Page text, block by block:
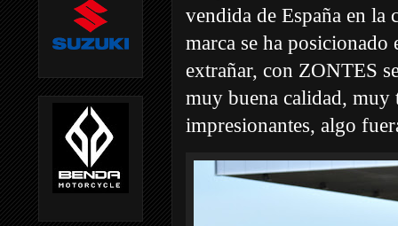
vendida de España en la
marca se ha posicionado
extrañar, con ZONTES
muy buena calidad, muy
impresionantes, algo